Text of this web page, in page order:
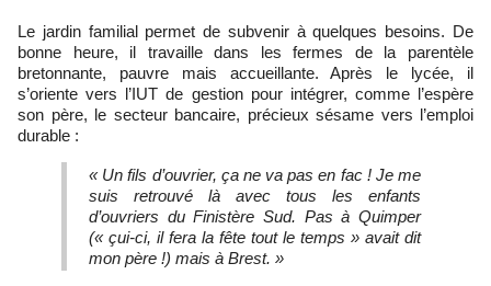
Le jardin familial permet de subvenir à quelques besoins. De
bonne heure, il travaille dans les fermes de la parentèle
bretonnante, pauvre mais accueillante. Après le lycée, il
s’oriente vers l’IUT de gestion pour intégrer, comme l’espère
son père, le secteur bancaire, précieux sésame vers l’emploi
durable :
« Un fils d’ouvrier, ça ne va pas en fac ! Je me
suis retrouvé là avec tous les enfants
d’ouvriers du Finistère Sud. Pas à Quimper
(« çui-ci, il fera la fête tout le temps » avait dit
mon père !) mais à Brest. »